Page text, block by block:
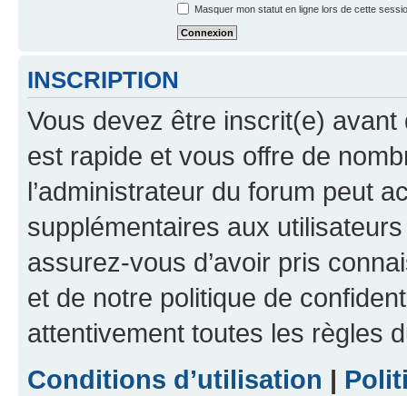
Masquer mon statut en ligne lors de cette
INSCRIPTION
Vous devez être inscrit(e) avant
est rapide et vous offre de
l’administrateur du forum peut
supplémentaires aux
assurez-vous d’avoir pris
et de notre politique de
attentivement toutes les règles
Conditions d’utilisation |